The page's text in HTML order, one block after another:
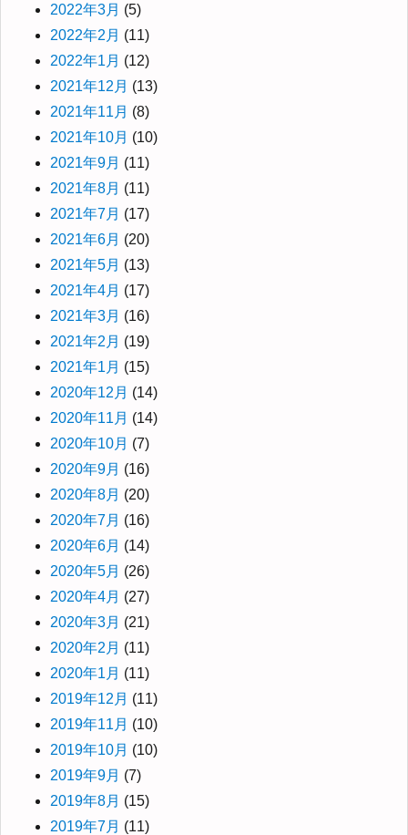
2022年3月 (5)
2022年2月 (11)
2022年1月 (12)
2021年12月 (13)
2021年11月 (8)
2021年10月 (10)
2021年9月 (11)
2021年8月 (11)
2021年7月 (17)
2021年6月 (20)
2021年5月 (13)
2021年4月 (17)
2021年3月 (16)
2021年2月 (19)
2021年1月 (15)
2020年12月 (14)
2020年11月 (14)
2020年10月 (7)
2020年9月 (16)
2020年8月 (20)
2020年7月 (16)
2020年6月 (14)
2020年5月 (26)
2020年4月 (27)
2020年3月 (21)
2020年2月 (11)
2020年1月 (11)
2019年12月 (11)
2019年11月 (10)
2019年10月 (10)
2019年9月 (7)
2019年8月 (15)
2019年7月 (11)